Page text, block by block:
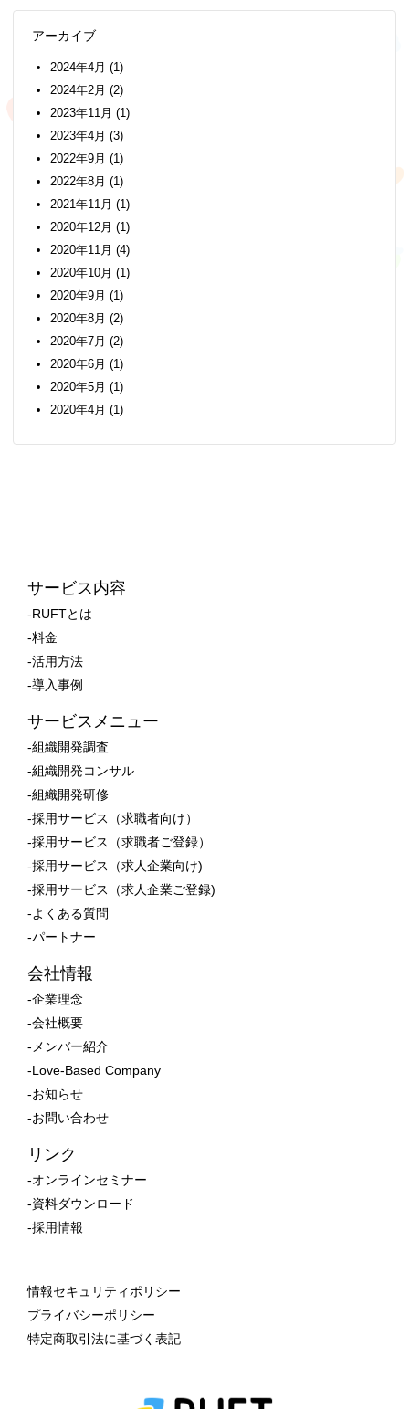
アーカイブ
2024年4月 (1)
2024年2月 (2)
2023年11月 (1)
2023年4月 (3)
2022年9月 (1)
2022年8月 (1)
2021年11月 (1)
2020年12月 (1)
2020年11月 (4)
2020年10月 (1)
2020年9月 (1)
2020年8月 (2)
2020年7月 (2)
2020年6月 (1)
2020年5月 (1)
2020年4月 (1)
サービス内容
-RUFTとは
-料金
-活用方法
-導入事例
サービスメニュー
-組織開発調査
-組織開発コンサル
-組織開発研修
-採用サービス（求職者向け）
-採用サービス（求職者ご登録）
-採用サービス（求人企業向け)
-採用サービス（求人企業ご登録)
-よくある質問
-パートナー
会社情報
-企業理念
-会社概要
-メンバー紹介
-Love-Based Company
-お知らせ
-お問い合わせ
リンク
-オンラインセミナー
-資料ダウンロード
-採用情報
情報セキュリティポリシー
プライバシーポリシー
特定商取引法に基づく表記